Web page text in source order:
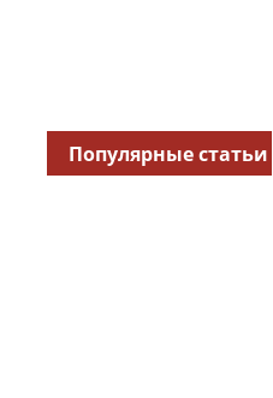
Популярные статьи